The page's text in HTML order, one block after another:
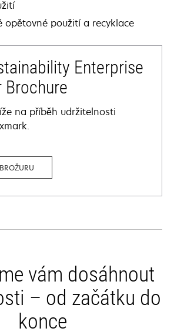
opětovné použití a recyklace
Enterprise
Brochure
na příběh udržitelnosti
vám dosáhnout
– od začátku do
konce